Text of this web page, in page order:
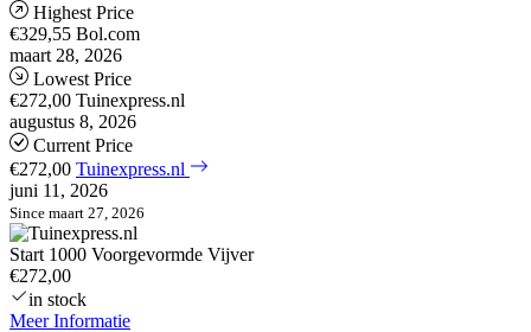
Highest Price
€329,55 Bol.com
maart 28, 2026
Lowest Price
€272,00 Tuinexpress.nl
augustus 8, 2026
Current Price
€272,00 Tuinexpress.nl
juni 11, 2026
Since maart 27, 2026
Start 1000 Voorgevormde Vijver
€272,00
in stock
Meer Informatie